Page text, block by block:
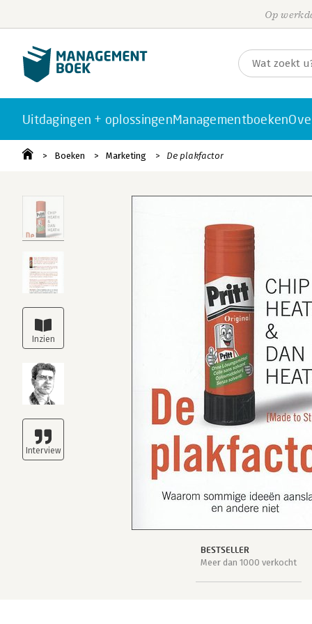
Op
Uitdagingen + oplossingenManagementboeken
Boeken Marketing De plakfactor
BESTSELLER
Meer dan 1000 verkocht